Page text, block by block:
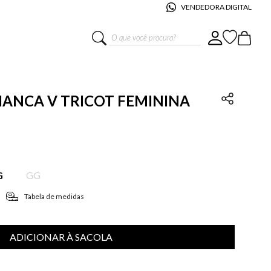
VENDEDORA DIGITAL
O que você procura?
V TRICOT FEMININA
GG
Tabela de medidas
ADICIONAR À SACOLA